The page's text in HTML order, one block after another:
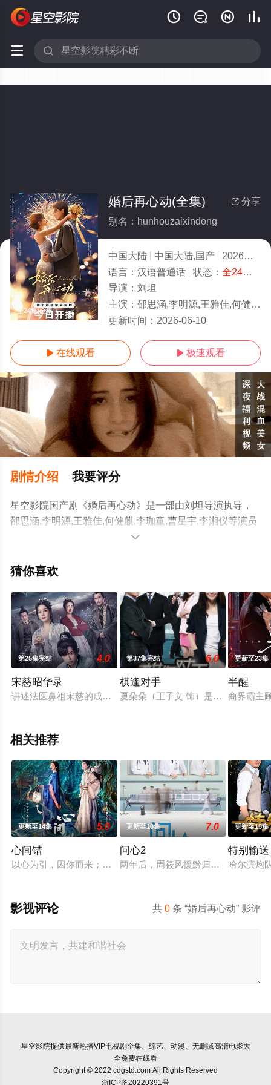
   
 
全24集/全集
 分享
婚后再心动(全集)
别名：hunhouzaixindong
中国大陆 中国大陆,国产 2026
3.0
语言： 汉语普通话 状态： 全24集
导演： 刘坦
主演： 邵思涵,李明源,王雅佳,何健麒,李珈童,曹星宇,李湘仪
更新时间： 2026-06-10
 在线观看  极速观看
剧情介绍 我要评分
星空影院国产剧《婚后再心动》是一部由刘坦导演执导，
邵思涵,李明源,王雅佳,何健麒,李珈童,曹星宇,李湘仪等演员
精彩演绎的中国大陆电视剧，大结局剧情已揭晓（全24
空影视，更多相关信息可移步至豆瓣电视剧、电视猫或剧

猜你喜欢
第25集完结 4.0
宋慈昭华录
讲述法医鼻祖宋慈的成长传奇。
第37集完结 6.0
棋逢对手
夏朵朵（王子文 饰）是群星超市的
更新至23集
半醒
商界霸主
相关推荐
更新至14集 5.0
心间错
以心为引，因你而来；爱恨起落，皆由心生。一段人妖牵绊，百
更新至10集 7.0
问心2
两年后，周筱风援黔归来与林逸、方
更新至15集
特别输送
哈尔滨炮
共0 条 “婚后再心动” 影评
影视评论
星空影院提供最新热播VIP电视剧全集、综艺、动漫、无删减高清电影大
全免费在线看
Copyright © 2022 cdgstd.com All Rights Reserved
浙ICP备20220391号